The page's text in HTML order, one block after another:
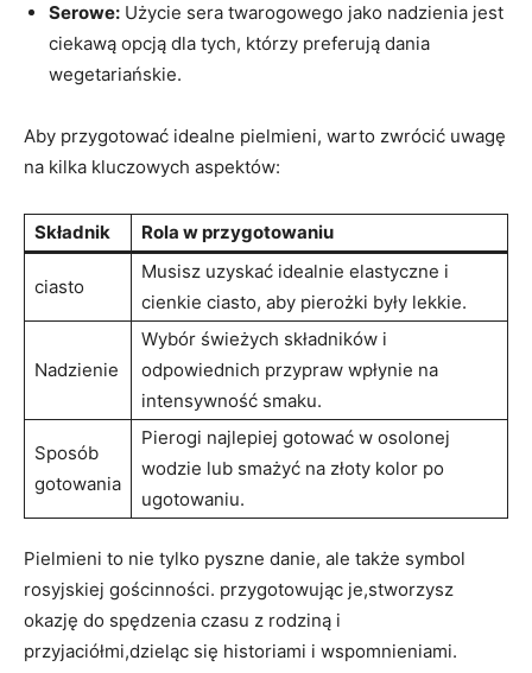
Serowe: Użycie sera twarogowego jako ‍nadzienia jest
‌ciekawą‍ opcją⁤ dla ⁤tych, którzy preferują dania
wegetariańskie.
Aby⁣ przygotować idealne pielmieni, ‌warto⁤ zwrócić ‌uwagę
na kilka ‍kluczowych aspektów:
Składnik Rola w przygotowaniu
ciasto
Musisz​ uzyskać idealnie elastyczne i⁤
cienkie ciasto, aby pierożki były lekkie.
Nadzienie
Wybór świeżych składników i
odpowiednich​ przypraw wpłynie na
intensywność smaku.
Sposób⁣
gotowania
Pierogi najlepiej gotować w⁣ osolonej
wodzie lub smażyć na złoty⁢ kolor po
ugotowaniu.
Pielmieni to nie tylko ⁤pyszne danie, ale także symbol
rosyjskiej gościnności. ‌przygotowując‍ je,stworzysz
okazję do spędzenia⁤ czasu z rodziną i
przyjaciółmi,dzieląc się historiami i wspomnieniami.